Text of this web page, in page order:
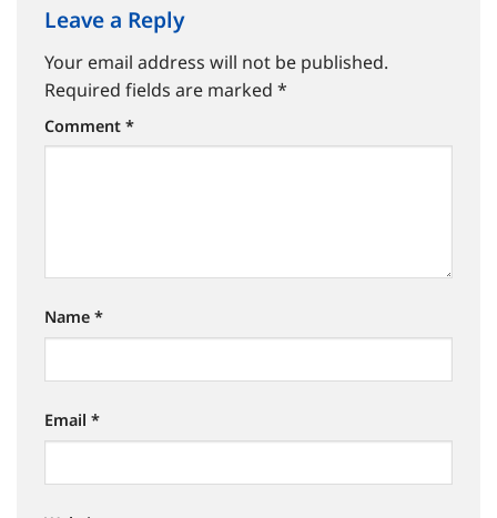
Leave a Reply
Your email address will not be published.
Required fields are marked *
Comment*
Name*
Email *